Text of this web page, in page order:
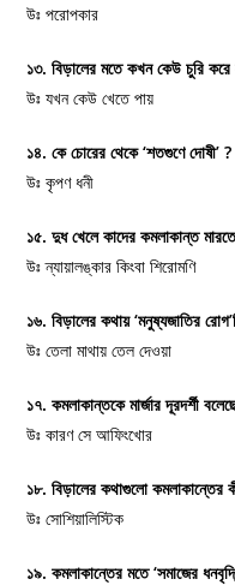
উঃ পরোপকার
১৩. বিড়ালের মতে কখন কেউ চুরি করে
উঃ যখন কেউ খেতে পায়
১৪. কে চোরের থেকে ‘শতগুণে দোষী’ ?
উঃ কৃপণ ধনী
১৫. দুধ খেলে কাদের কমলাকান্ত
উঃ ন্যায়ালঙ্কার কিংবা শিরোমণি
১৬. বিড়ালের কথায় ‘মনুষ্যজাতির
উঃ তেলা মাথায় তেল দেওয়া
১৭. কমলাকান্তকে মার্জার দূরদর্শী
উঃ কারণ সে আফিংখোর
১৮. বিড়ালের কথাগুলো কমলাকান্তের
উঃ সোশিয়ালিস্টিক
১৯. কমলাকান্তের মতে ‘সমাজের